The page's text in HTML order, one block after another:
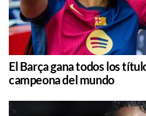
El Barça gana todos los
campeona del mundo